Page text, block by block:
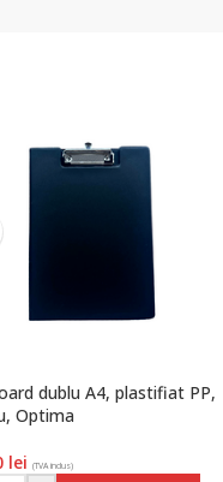
dublu A4, plastifiat PP,
Optima
lei (TVA inclus)